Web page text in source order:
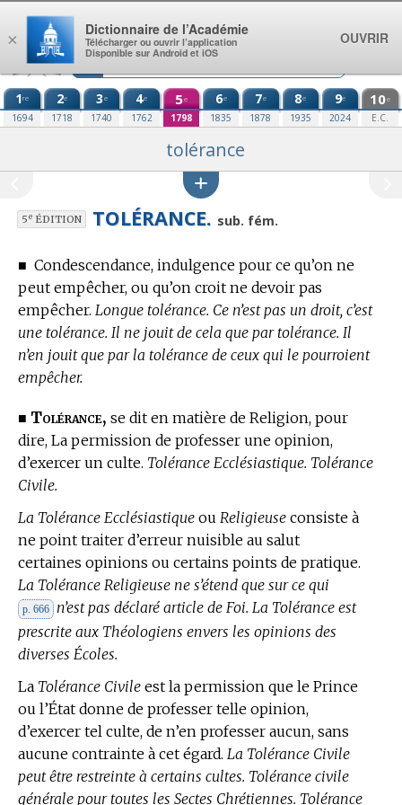
Aller au contenu
1re
1694
2e
1718
3e
1740
4e
1762
5e
1798
6e
1835
7e
1878
8e
1935
9e
2024
10e
E.C.
tolérance
5eÉDITION TOLÉRANCE. sub. fém.
■ Condescendance, indulgence pour ce qu’on ne
peut empêcher, ou qu’on croit ne devoir pas
empêcher. Longue tolérance. Ce n’est pas un droit, c’est
une tolérance. Il ne jouit de cela que par tolérance. Il
n’en jouit que par la tolérance de ceux qui le pourroient
empêcher.
■ Tolérance, se dit en matière de Religion, pour
dire, La permission de professer une opinion,
d’exercer un culte. Tolérance Ecclésiastique. Tolérance
Civile.
La Tolérance Ecclésiastique ou Religieuse consiste à
ne point traiter d’erreur nuisible au salut
certaines opinions ou certains points de pratique.
La Tolérance Religieuse ne s’étend que sur ce qui
p. 666
n’est pas déclaré article de Foi. La Tolérance est
prescrite aux Théologiens envers les opinions des
diverses Écoles.
La Tolérance Civile est la permission que le Prince
ou l’État donne de professer telle opinion,
d’exercer tel culte, de n’en professer aucun, sans
aucune contrainte à cet égard. La Tolérance Civile
peut être restreinte à certains cultes. Tolérance civile
générale pour toutes les Sectes Chrétiennes. Tolérance
×
Dictionnaire de l’Académie
Télécharger ou ouvrir l’application
Disponible sur Android et iOS
OUVRIR